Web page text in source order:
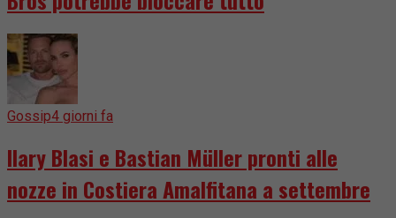
Gossip4 giorni fa
Ilary Blasi e Bastian Müller pronti alle
nozze in Costiera Amalfitana a settembre